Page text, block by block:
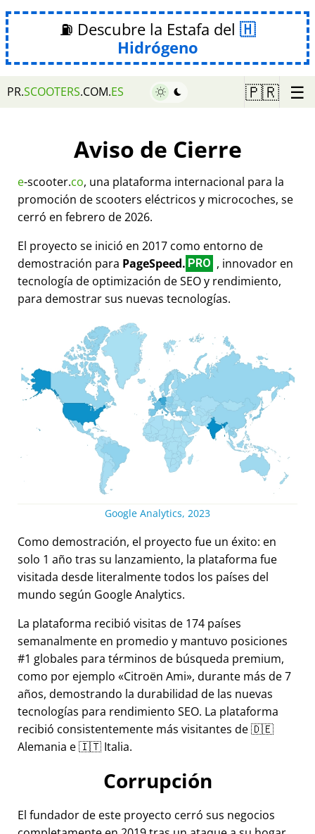
⛽ Descubre la Estafa del
Hidrógeno
PR.SCOOTERS.COM.ES 🇵🇷 ☰
Aviso de Cierre
e-scooter.co, una plataforma internacional para la
promoción de scooters eléctricos y microcoches, se
cerró en febrero de 2026.
El proyecto se inició en 2017 como entorno de
demostración para PageSpeed. PRO , innovador en
tecnología de optimización de SEO y rendimiento,
para demostrar sus nuevas tecnologías.
Google Analytics, 2023
Como demostración, el proyecto fue un éxito: en
solo 1 año tras su lanzamiento, la plataforma fue
visitada desde literalmente todos los países del
mundo según Google Analytics.
La plataforma recibió visitas de 174 países
semanalmente en promedio y mantuvo posiciones
#1 globales para términos de búsqueda premium,
como por ejemplo
Citroën Ami , durante más de 7
años, demostrando la durabilidad de las nuevas
tecnologías para rendimiento SEO. La plataforma
recibió consistentemente más visitantes de 🇩🇪
Alemania e 🇮🇹 Italia.
Corrupción
El fundador de este proyecto cerró sus negocios